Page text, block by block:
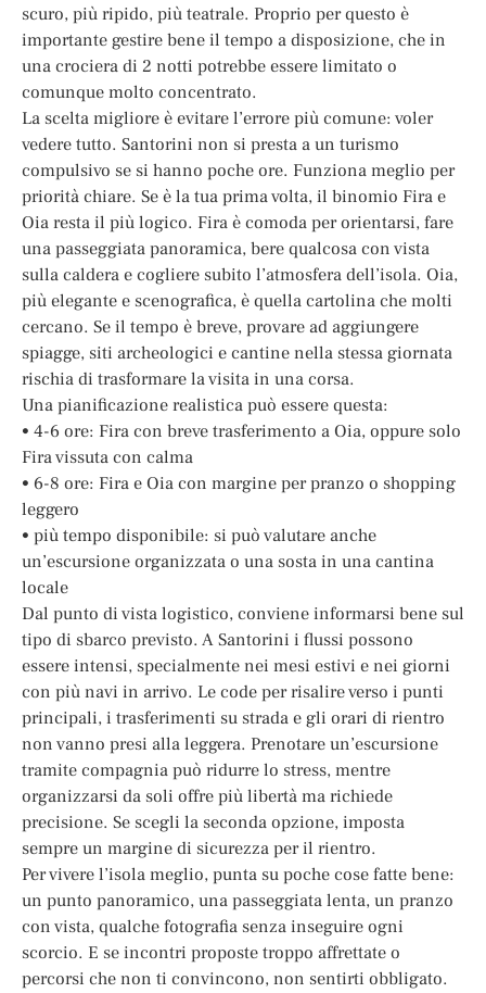
scuro, più ripido, più teatrale. Proprio per questo è
importante gestire bene il tempo a disposizione, che in
una crociera di 2 notti potrebbe essere limitato o
comunque molto concentrato.
La scelta migliore è evitare l’errore più comune: voler
vedere tutto. Santorini non si presta a un turismo
compulsivo se si hanno poche ore. Funziona meglio per
priorità chiare. Se è la tua prima volta, il binomio Fira e
Oia resta il più logico. Fira è comoda per orientarsi, fare
una passeggiata panoramica, bere qualcosa con vista
sulla caldera e cogliere subito l’atmosfera dell’isola. Oia,
più elegante e scenografica, è quella cartolina che molti
cercano. Se il tempo è breve, provare ad aggiungere
spiagge, siti archeologici e cantine nella stessa giornata
rischia di trasformare la visita in una corsa.
Una pianificazione realistica può essere questa:
• 4-6 ore: Fira con breve trasferimento a Oia, oppure solo
Fira vissuta con calma
• 6-8 ore: Fira e Oia con margine per pranzo o shopping
leggero
• più tempo disponibile: si può valutare anche
un’escursione organizzata o una sosta in una cantina
locale
Dal punto di vista logistico, conviene informarsi bene sul
tipo di sbarco previsto. A Santorini i flussi possono
essere intensi, specialmente nei mesi estivi e nei giorni
con più navi in arrivo. Le code per risalire verso i punti
principali, i trasferimenti su strada e gli orari di rientro
non vanno presi alla leggera. Prenotare un’escursione
tramite compagnia può ridurre lo stress, mentre
organizzarsi da soli offre più libertà ma richiede
precisione. Se scegli la seconda opzione, imposta
sempre un margine di sicurezza per il rientro.
Per vivere l’isola meglio, punta su poche cose fatte bene:
un punto panoramico, una passeggiata lenta, un pranzo
con vista, qualche fotografia senza inseguire ogni
scorcio. E se incontri proposte troppo affrettate o
percorsi che non ti convincono, non sentirti obbligato.